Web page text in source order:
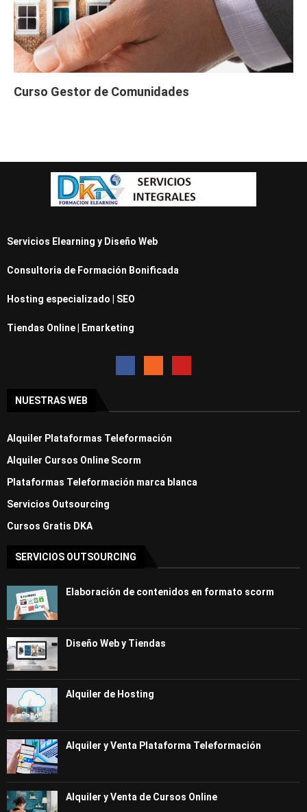
Curso Gestor de Comunidades
Servicios Elearning y Diseño Web
Consultoria de Formación Bonificada
Hosting especializado | SEO
Tiendas Online | Emarketing
NUESTRAS WEB
Alquiler Plataformas Teleformación
Alquiler Cursos Online Scorm
Plataformas Teleformación marca blanca
Servicios Outsourcing
Cursos Gratis DKA
SERVICIOS OUTSOURCING
Elaboración de contenidos en formato scorm
Diseño Web y Tiendas
Alquiler de Hosting
Alquiler y Venta Plataforma Teleformación
Alquiler y Venta de Cursos Online